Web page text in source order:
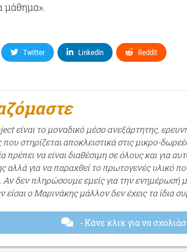
μάθημα».
Twitter LinkedIn Reddit
είναι το μοναδικό μέσο ανεξάρτητης,
στηρίζεται αποκλειστικά στις μικρο-
πρέπει να είναι διαθέσιμη σε όλους και για
αλλά για να παραχθεί το πρωτογενές υλικό
Αν δεν πληρώσουμε εμείς για την ενημέρωσή
είσαι ο Μαρινάκης μάλλον δεν έχεις τα ίδια
- Κάνε κλικ για να